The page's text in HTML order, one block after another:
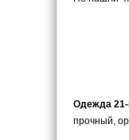
Одежда 21-
прочный,